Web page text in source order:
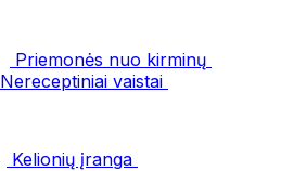
Priemonės nuo kirminų
Nereceptiniai vaistai
Kelionių įranga